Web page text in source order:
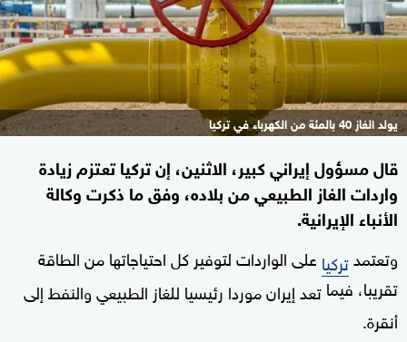
يولد الغاز 40 بالمئة من الكهرباء في تركيا
قال مسؤول إيراني كبير، الاثنين، إن تركيا تعتزم زيادة
واردات الغاز الطبيعي من بلاده، وفق ما ذكرت وكالة
الأنباء الإيرانية.
وتعتمدتركيا على الواردات لتوفير كل احتياجاتها من الطاقة
تقريبا، فيماتعد إيران موردا رئيسيا للغاز الطبيعي والنفط إلى
أنقرة.